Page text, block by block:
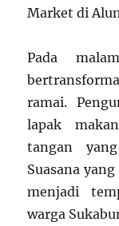
Market di
Pada
ramai.
lapak
tangan
Suasana
menjadi
warga